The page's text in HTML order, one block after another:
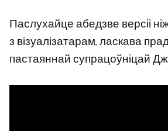
Паслухайце абедзве версіі
з візуалізатарам, ласкава
пастаяннай супрацоўніцай